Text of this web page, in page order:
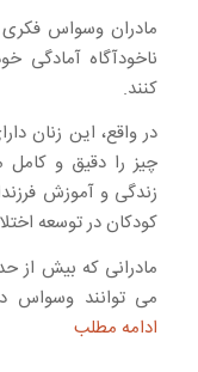
مادران وسواس
ناخودآگاه آمادگی
کنند.
در واقع، این زنان
چیز را دقیق و
زندگی و آموزش
کودکان در توسعه
مادرانی که بیش از
می توانند وسواس
ادامه مطلب